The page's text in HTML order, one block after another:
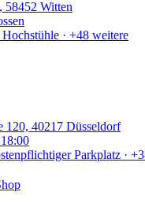
58452 Witten
· +48 weitere
120, 40217 Düsseldorf
Parkplatz ·